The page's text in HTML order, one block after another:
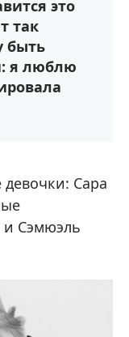
это
так
быть
я люблю
девочки: Сара
и Сэмюэль